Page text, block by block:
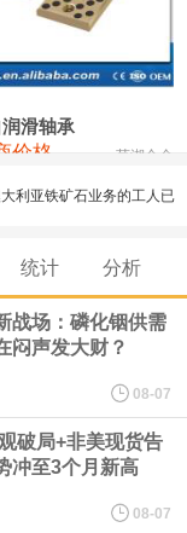
24,400
0
滑轴承
价格 芜湖合金
利亚铁矿石业务的工人已
时表示，报告期内，公司
万元、14,496.56万
速增长趋势，并形成多项
日，公司拥有262项专利权
统计 分析
战场：磷化铟供需
闷声发大财？
08-07
破局+非美现货告
冲至3个月新高
08-07